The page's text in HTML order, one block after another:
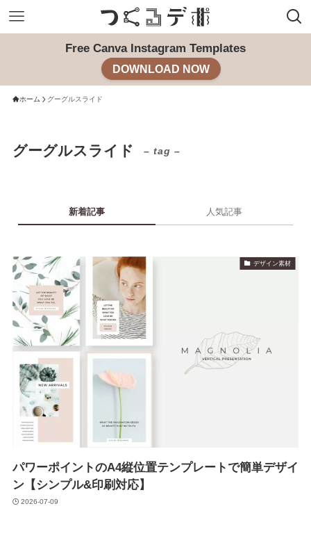
Free Canva Instagram Templates
DOWNLOAD NOW
ホーム グーグルスライド
グーグルスライド – tag –
新着記事 人気記事
デザイン素材
パワーポイントのA4縦位置テンプレートで簡単デザイ
ン【シンプル&印刷対応】
2026-07-09